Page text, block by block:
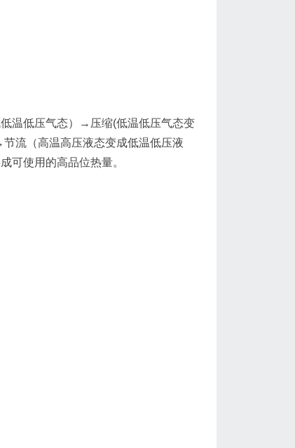
温低压气态）→压缩(低温低压气态变
流（高温高压液态变成低温低压液
可使用的高品位热量。